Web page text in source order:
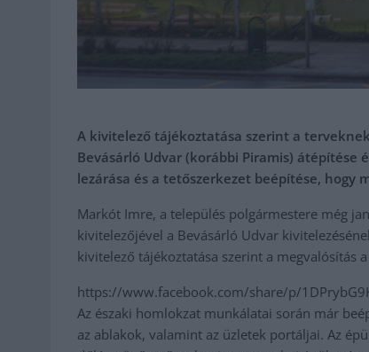
A kivitelező tájékoztatása szerint a
Bevásárló Udvar (korábbi Piramis) átépítése
lezárása és a tetőszerkezet beépítése, hogy
Markót Imre, a település polgármestere még
kivitelezőjével a Bevásárló Udvar
kivitelező tájékoztatása szerint a megvalósítás
https://www.facebook.com/share/p/
Az északi homlokzat munkálatai során már
az ablakok, valamint az üzletek portáljai. Az